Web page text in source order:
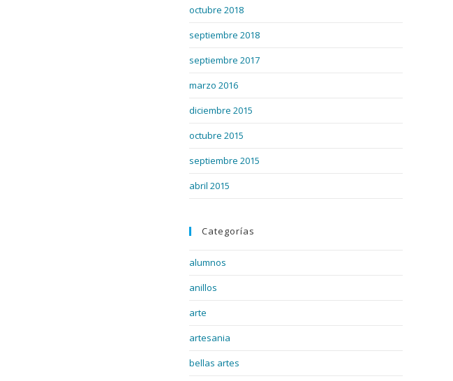
octubre 2018
septiembre 2018
septiembre 2017
marzo 2016
diciembre 2015
octubre 2015
septiembre 2015
abril 2015
Categorías
alumnos
anillos
arte
artesania
bellas artes